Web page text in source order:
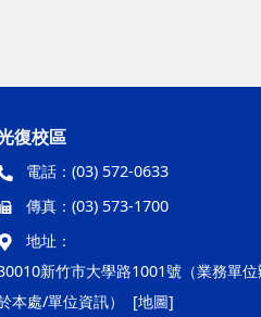
復校區
電話：(03) 572-0633
傳真：(03) 573-1700
地址：
新竹市大學路1001號（業務單
本處/單位資訊）
[地圖]